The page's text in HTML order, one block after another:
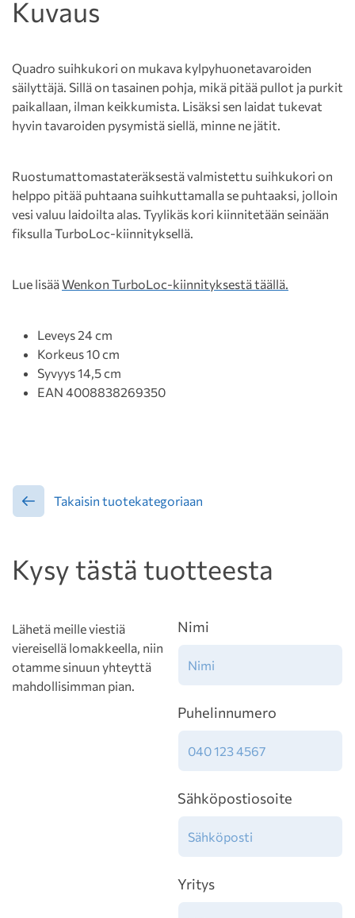
Kuvaus
Quadro suihkukori on mukava kylpyhuonetavaroiden
säilyttäjä. Sillä on tasainen pohja, mikä pitää pullot ja purkit
paikallaan, ilman keikkumista. Lisäksi sen laidat tukevat
hyvin tavaroiden pysymistä siellä, minne ne jätit.
Ruostumattomastateräksestä valmistettu suihkukori on
helppo pitää puhtaana suihkuttamalla se puhtaaksi, jolloin
vesi valuu laidoilta alas. Tyylikäs kori kiinnitetään seinään
fiksulla TurboLoc-kiinnityksellä.
Lue lisääWenkon TurboLoc-kiinnityksestä täällä.
Leveys 24 cm
Korkeus 10 cm
Syvyys 14,5 cm
EAN 4008838269350
Takaisin tuotekategoriaan
Kysy tästä tuotteesta
Lähetä meille viestiä
viereisellä lomakkeella, niin
otamme sinuun yhteyttä
mahdollisimman pian.
Nimi
Puhelinnumero
Sähköpostiosoite
Yritys